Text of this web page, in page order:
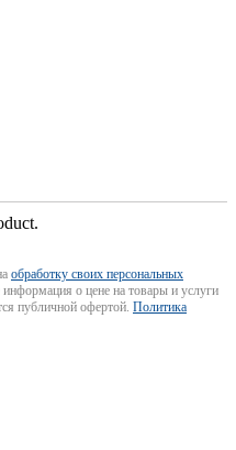
обработку своих персональных
о цене на товары и услуги
публичной офертой. Политика